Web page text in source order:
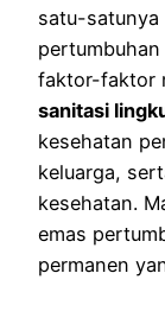
satu-satunya
faktor-faktor
sanitasi
kesehatan
keluarga,
kesehatan.
emas
permanen